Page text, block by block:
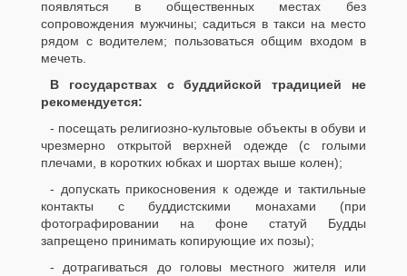
появляться в общественных местах без
сопровождения мужчины; садиться в такси на место
рядом с водителем; пользоваться общим входом в
мечеть.
В государствах с буддийской традицией не
рекомендуется:
- посещать религиозно-культовые объекты в обуви и
чрезмерно открытой верхней одежде (с голыми
плечами, в коротких юбках и шортах выше колен);
- допускать прикосновения к одежде и тактильные
контакты с буддистскими монахами (при
фотографировании на фоне статуй Будды
запрещено принимать копирующие их позы);
- дотрагиваться до головы местного жителя или